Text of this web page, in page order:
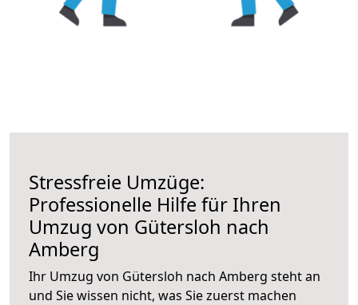
Stressfreie Umzüge:
Professionelle Hilfe für Ihren
Umzug von Gütersloh nach
Amberg
Ihr Umzug von Gütersloh nach Amberg steht an
und Sie wissen nicht, was Sie zuerst machen